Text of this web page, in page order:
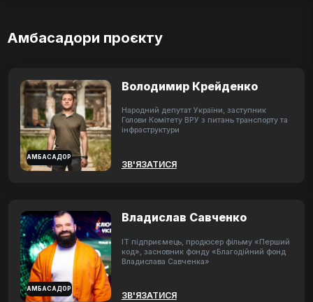
Амбасадори проєкту
АМБАСАДОР
Володимир Крейденко
Народний депутат України, заступник
Голови Комітету ВРУ з питань транспорту та
інфраструктури
ЗВ'ЯЗАТИСЯ
АМБАСАДОР
Владислав Савченко
ІТ підприємець, продюсер фільму «Перший
код», засновник фонду «Благодійний фонд
Владислава Савченка»
ЗВ'ЯЗАТИСЯ